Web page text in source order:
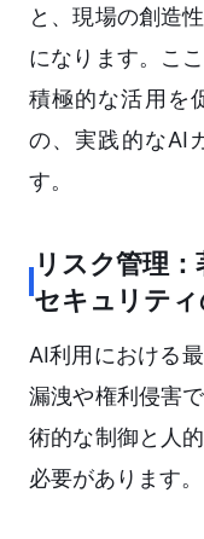
と、現場の創造
になります。こ
積極的な活用を
の、実践的なAI
す。
リスク管理：
セキュリテ
AI利用における
漏洩や権利侵害
術的な制御と人
必要があります。